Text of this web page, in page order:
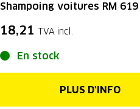
Shampoing voitures RM 619
18,21 TVA incl.
En stock
PLUS D'INFO